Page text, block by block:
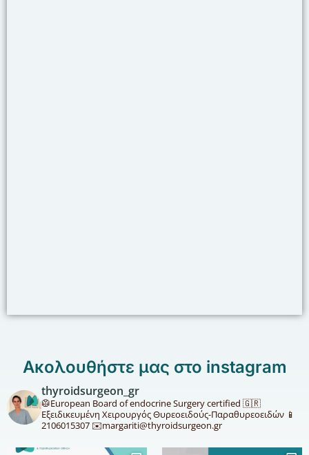
Ακολουθήστε μας στο instagram
thyroidsurgeon_gr
🥼European Board of endocrine Surgery certified 🇬🇷
⁣⁣Εξειδικευμένη Χειρουργός Θυρεοειδούς-Παραθυρεοειδών 📱
2106015307 ✉️margariti@thyroidsurgeon.gr